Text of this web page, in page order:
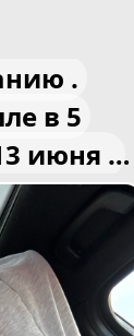
.
в 5
июня -